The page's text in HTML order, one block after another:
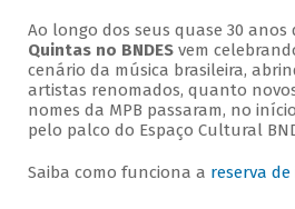
Ao longo dos seus quase 30 anos
Quintas no BNDESvem
cenário da música brasileira,
artistas renomados, quanto
nomes da MPB passaram, no
pelo palco do Espaço Cultural
Saiba como funciona a reserva